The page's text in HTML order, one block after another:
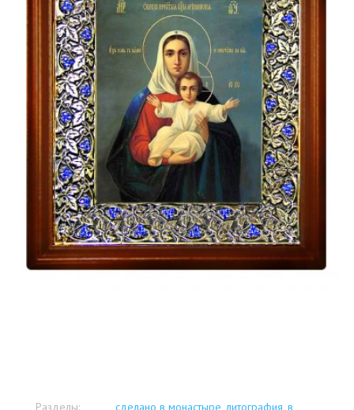
Разделы: сделано в монастыре, литография, в